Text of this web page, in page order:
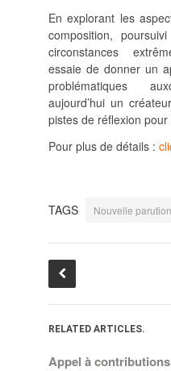
En explorant les
composition,
circonstances
essaie de donner un
problématiques
aujourd’hui un
pistes de réflexion pour
Pour plus de détails :
TAGS Nouvelle parution
RELATED ARTICLES.
Appel à